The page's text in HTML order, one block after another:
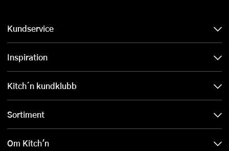
Kundservice
Inspiration
Kitch´n kundklubb
Sortiment
Om Kitch'n